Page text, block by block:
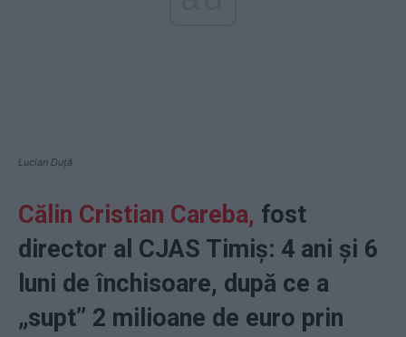
Lucian Duță
Călin Cristian Careba, fost
director al CJAS Timiș: 4 ani și 6
luni de închisoare, după ce a
„supt” 2 milioane de euro prin